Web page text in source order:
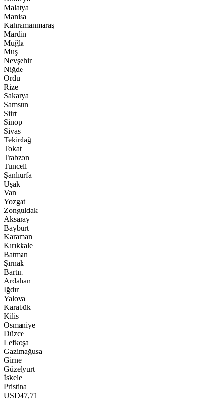
Malatya
Manisa
Kahramanmaraş
Mardin
Muğla
Muş
Nevşehir
Niğde
Ordu
Rize
Sakarya
Samsun
Siirt
Sinop
Sivas
Tekirdağ
Tokat
Trabzon
Tunceli
Şanlıurfa
Uşak
Van
Yozgat
Zonguldak
Aksaray
Bayburt
Karaman
Kırıkkale
Batman
Şırnak
Bartın
Ardahan
Iğdır
Yalova
Karabük
Kilis
Osmaniye
Düzce
Lefkoşa
Gazimağusa
Girne
Güzelyurt
İskele
Pristina
USD47,71